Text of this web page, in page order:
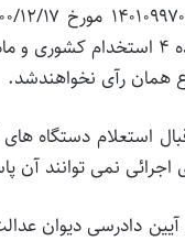
همان رآی نخواهندشد.
اجرائی نمی توانند آن
قانون تشكیلات و آیین